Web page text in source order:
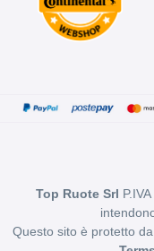
Top Ruote Srl
Questo sito è protetto